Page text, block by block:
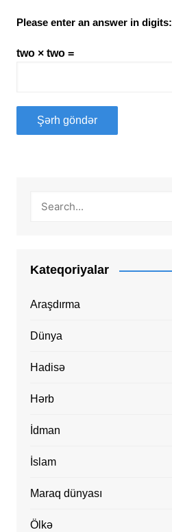
Please enter an answer in digits:
two × two =
Kateqoriyalar
Araşdırma
Dünya
Hadisə
Hərb
İdman
İslam
Maraq dünyası
Ölkə